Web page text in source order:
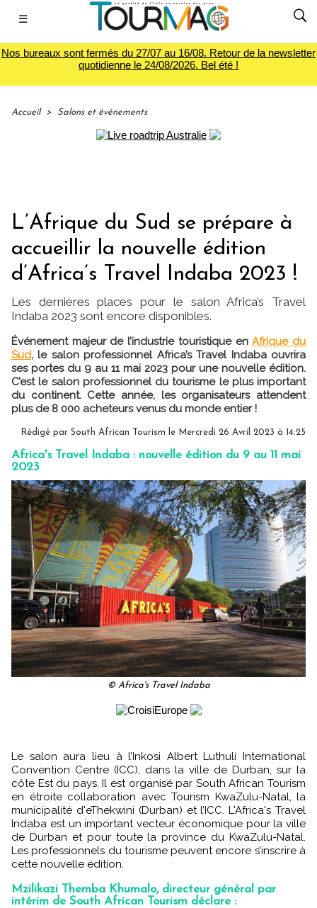
☰
Nos bureaux sont fermés du 27/07 au 16/08. Retour de la newsletter
quotidienne le 24/08/2026. Bel été !
Accueil > Salons et événements
L’Afrique du Sud se prépare à
accueillir la nouvelle édition
d’Africa’s Travel Indaba 2023 !
Les dernières places pour le salon Africa’s Travel
Indaba 2023 sont encore disponibles.
Événement majeur de l’industrie touristique enAfrique du
Sud, le salon professionnel Africa’s Travel Indaba ouvrira
ses portes du 9 au 11 mai 2023 pour une nouvelle édition.
C’est le salon professionnel du tourisme le plus important
du continent. Cette année, les organisateurs attendent
plus de 8 000 acheteurs venus du monde entier !
Rédigé par South African Tourism le Mercredi 26 Avril 2023 à 14:25
Africa's Travel Indaba : nouvelle édition du 9 au 11 mai
2023
© Africa's Travel Indaba
Le salon aura lieu à l’Inkosi Albert Luthuli International
Convention Centre (ICC), dans la ville de Durban, sur la
côte Est du pays. Il est organisé par South African Tourism
en étroite collaboration avec Tourism KwaZulu-Natal, la
municipalité d'eThekwini (Durban) et l’ICC. L'Africa's Travel
Indaba est un important vecteur économique pour la ville
de Durban et pour toute la province du KwaZulu-Natal.
Les professionnels du tourisme peuvent encore s’inscrire à
cette nouvelle édition.
Mzilikazi Themba Khumalo, directeur général par
intérim de South African Tourism déclare :